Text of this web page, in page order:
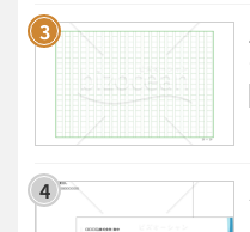
BIツール CTI
SFA・CRM
モチベーション管理システ